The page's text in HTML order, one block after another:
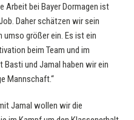
Arbeit bei Bayer Dormagen ist
Daher schätzen wir sein
umso größer ein. Es ist ein
beim Team und im
und Jamal haben wir ein
Mannschaft.“
Jamal wollen wir die